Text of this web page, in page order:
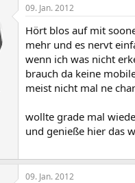
09. Jan. 2012
Hört blos auf mit
mehr und es nervt
wenn ich was nicht
brauch da keine
meist nicht mal ne
wollte grade mal
und genieße hier das
09. Jan. 2012